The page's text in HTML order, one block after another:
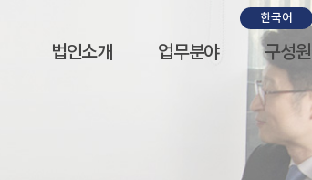
한국어
법인소개 업무분야 구성원